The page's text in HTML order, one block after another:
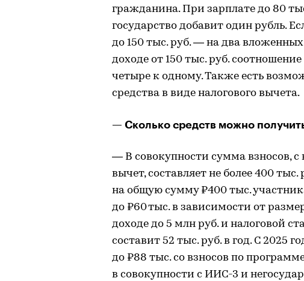
гражданина. При зарплате до 80
государство добавит один рубль.
до 150 тыс. руб. — на два
доходе от 150 тыс. руб.
четыре к одному. Также есть
средства в виде налогового вычета.
— Сколько средств можно
— В совокупности сумма взносов,
вычет, составляет не более 400 тыс.
на общую сумму ₽400 тыс.
до ₽60 тыс. в зависимости от
доходе до 5 млн руб. и налоговой
составит 52 тыс. руб. в год. С 2025
до ₽88 тыс. со взносов по
в совокупности с ИИС-3 и